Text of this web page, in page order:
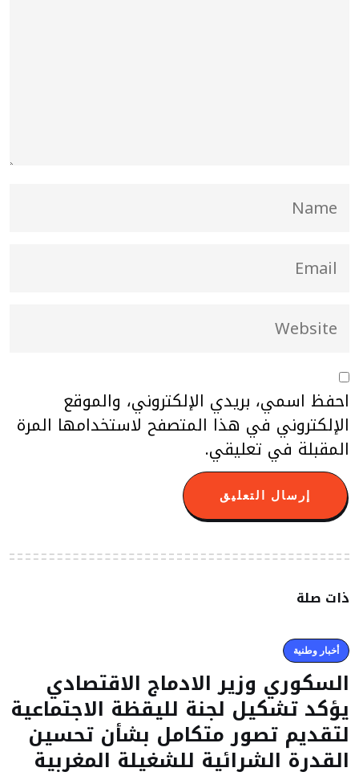
احفظ اسمي، بريدي الإلكتروني، والموقع
الإلكتروني في هذا المتصفح لاستخدامها المرة
المقبلة في تعليقي.
ذات صلة
أخبار وطنية
السكوري وزير الادماج الاقتصادي
يؤكد تشكيل لجنة لليقظة الاجتماعية
لتقديم تصور متكامل بشأن تحسين
القدرة الشرائية للشغيلة المغربية